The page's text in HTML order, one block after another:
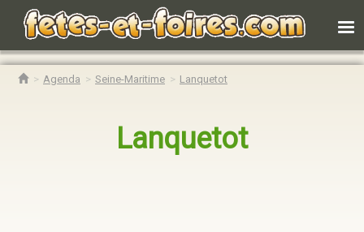
Agenda Seine-Maritime Lanquetot
Lanquetot